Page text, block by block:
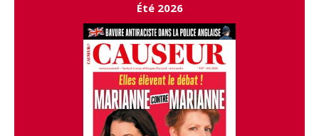
Été 2026